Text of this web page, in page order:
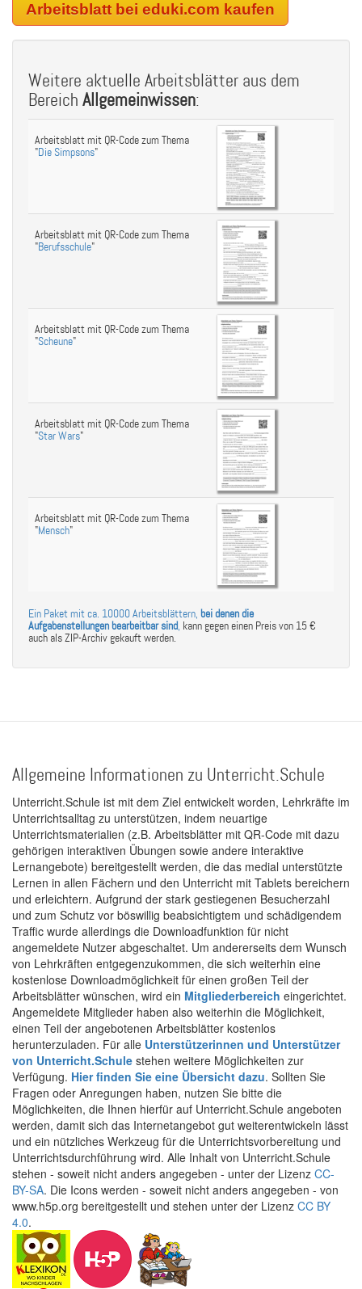
Arbeitsblatt bei eduki.com kaufen
Weitere aktuelle Arbeitsblätter aus dem
Bereich Allgemeinwissen:
Arbeitsblatt mit QR-Code zum Thema
"Die Simpsons"
Arbeitsblatt mit QR-Code zum Thema
"Berufsschule"
Arbeitsblatt mit QR-Code zum Thema
"Scheune"
Arbeitsblatt mit QR-Code zum Thema
"Star Wars"
Arbeitsblatt mit QR-Code zum Thema
"Mensch"
Ein Paket mit ca. 10000 Arbeitsblättern, bei denen die
Aufgabenstellungen bearbeitbar sind, kann gegen einen Preis von 15 €
auch als ZIP-Archiv gekauft werden.
Allgemeine Informationen zu Unterricht.Schule
Unterricht.Schule ist mit dem Ziel entwickelt worden, Lehrkräfte im
Unterrichtsalltag zu unterstützen, indem neuartige
Unterrichtsmaterialien (z.B. Arbeitsblätter mit QR-Code mit dazu
gehörigen interaktiven Übungen sowie andere interaktive
Lernangebote) bereitgestellt werden, die das medial unterstützte
Lernen in allen Fächern und den Unterricht mit Tablets bereichern
und erleichtern. Aufgrund der stark gestiegenen Besucherzahl
und zum Schutz vor böswillig beabsichtigtem und schädigendem
Traffic wurde allerdings die Downloadfunktion für nicht
angemeldete Nutzer abgeschaltet. Um andererseits dem Wunsch
von Lehrkräften entgegenzukommen, die sich weiterhin eine
kostenlose Downloadmöglichkeit für einen großen Teil der
Arbeitsblätter wünschen, wird ein Mitgliederbereich eingerichtet.
Angemeldete Mitglieder haben also weiterhin die Möglichkeit,
einen Teil der angebotenen Arbeitsblätter kostenlos
herunterzuladen. Für alle Unterstützerinnen und Unterstützer
von Unterricht.Schule stehen weitere Möglichkeiten zur
Verfügung. Hier finden Sie eine Übersicht dazu. Sollten Sie
Fragen oder Anregungen haben, nutzen Sie bitte die
Möglichkeiten, die Ihnen hierfür auf Unterricht.Schule angeboten
werden, damit sich das Internetangebot gut weiterentwickeln lässt
und ein nützliches Werkzeug für die Unterrichtsvorbereitung und
Unterrichtsdurchführung wird. Alle Inhalt von Unterricht.Schule
stehen - soweit nicht anders angegeben - unter der Lizenz CC-
BY-SA. Die Icons werden - soweit nicht anders angegeben - von
www.h5p.org bereitgestellt und stehen unter der Lizenz CC BY
4.0.